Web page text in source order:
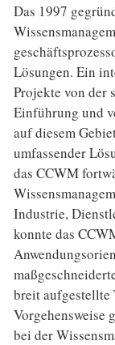
Das 1997
Lösungen. Ein
Projekte von der
Einführung und
auf diesem
umfassender
das CCWM
Industrie,
konnte das
breit aufgestellte
Vorgehensweise
bei der